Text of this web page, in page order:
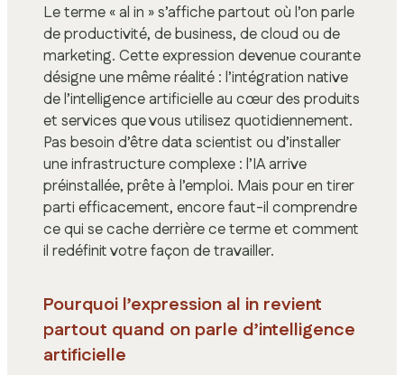
Le terme « al in » s’affiche partout où l’on parle
de productivité, de business, de cloud ou de
marketing. Cette expression devenue courante
désigne une même réalité : l’intégration native
de l’intelligence artificielle au cœur des produits
et services que vous utilisez quotidiennement.
Pas besoin d’être data scientist ou d’installer
une infrastructure complexe : l’IA arrive
préinstallée, prête à l’emploi. Mais pour en tirer
parti efficacement, encore faut-il comprendre
ce qui se cache derrière ce terme et comment
il redéfinit votre façon de travailler.
Pourquoi l’expression al in revient
partout quand on parle d’intelligence
artificielle